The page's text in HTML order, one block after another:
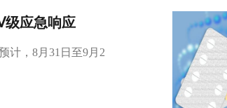
级应急响应
计，8月31日至9月2